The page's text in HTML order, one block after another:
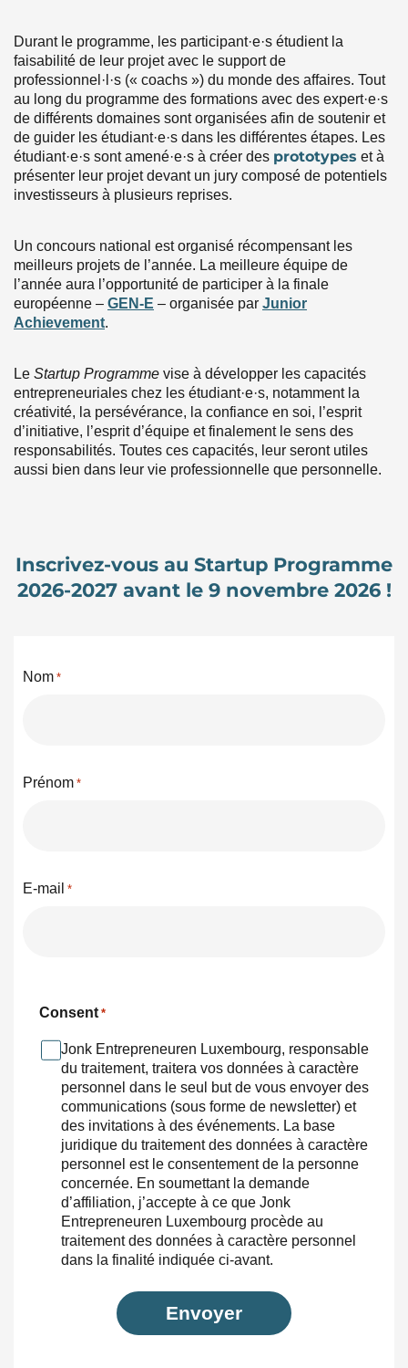
Durant le programme, les participant·e·s étudient la
faisabilité de leur projet avec le support de
professionnel·l·s (« coachs ») du monde des affaires. Tout
au long du programme des formations avec des expert·e·s
de différents domaines sont organisées afin de soutenir et
de guider les étudiant·e·s dans les différentes étapes. Les
étudiant·e·s sont amené·e·s à créer des prototypes et à
présenter leur projet devant un jury composé de potentiels
investisseurs à plusieurs reprises.
Un concours national est organisé récompensant les
meilleurs projets de l’année. La meilleure équipe de
l’année aura l’opportunité de participer à la finale
européenne – GEN-E – organisée par Junior
Achievement.
Le Startup Programme vise à développer les capacités
entrepreneuriales chez les étudiant·e·s, notamment la
créativité, la persévérance, la confiance en soi, l’esprit
d’initiative, l’esprit d’équipe et finalement le sens des
responsabilités. Toutes ces capacités, leur seront utiles
aussi bien dans leur vie professionnelle que personnelle.
Inscrivez-vous au Startup Programme
2026-2027 avant le 9 novembre 2026 !
Nom *
Prénom *
E-mail *
Consent *
Jonk Entrepreneuren Luxembourg, responsable
du traitement, traitera vos données à caractère
personnel dans le seul but de vous envoyer des
communications (sous forme de newsletter) et
des invitations à des événements. La base
juridique du traitement des données à caractère
personnel est le consentement de la personne
concernée. En soumettant la demande
d’affiliation, j’accepte à ce que Jonk
Entrepreneuren Luxembourg procède au
traitement des données à caractère personnel
dans la finalité indiquée ci-avant.
Envoyer